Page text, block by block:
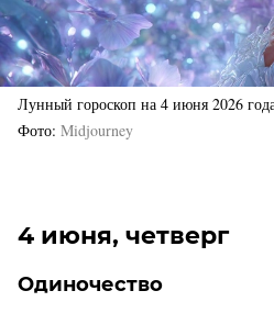
Лунный гороскоп на 4 июня 2026
Фото Midjourney
4 июня, четверг
Одиночество